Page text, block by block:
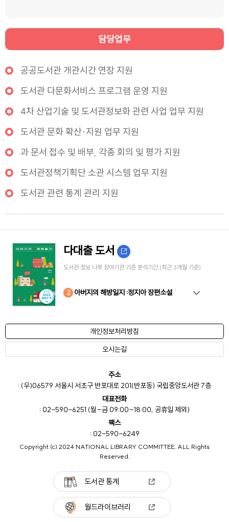
담당업무
공공도서관 개관시간 연장 지원
도서관 다문화서비스 프로그램 운영 지원
4차 산업기술 및 도서관정보화 관련 사업 업무 지원
도서관 문화 확산·지원 업무 지원
과 문서 접수 및 배부, 각종 회의 및 평가 지원
도서관정책기획단 소관 시스템 업무 지원
도서관 관련 통계 관리 지원
다대출 도서
도서관 정보 나루 참여기관 기준 분석기간 (최근 3개월 기준)
1
2 아버지의 해방일지 :정지아 장편소설
3
4
5
6
7
8
9
10
개인정보처리방침
오시는길
주소
: (우)06579 서울시 서초구 반포대로 201(반포동) 국립중앙도서관 7층
대표전화
: 02-590-6251 (월~금 09:00~18:00, 공휴일 제외)
팩스
: 02-590-6249
Copyright (c) 2024 NATIONAL LIBRARY COMMITTEE, ALL Rights
Reserved.
도서관 통계
월드라이브러리